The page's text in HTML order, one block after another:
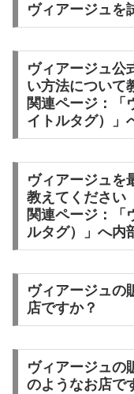
ヴィアージュを
ヴィアージュ公
い方法について
関連ページ：
イトルタグ）」
ヴィアージュを
教えてください
関連ページ：
ルタグ）」へ内
ヴィアージュの
店ですか？
ヴィアージュの
のようなお店で